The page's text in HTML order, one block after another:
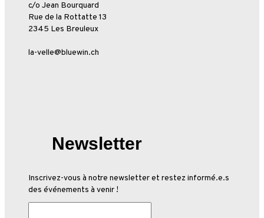
c/o Jean Bourquard
Rue de la Rottatte 13
2345 Les Breuleux
la-velle@bluewin.ch
Newsletter
Inscrivez-vous à notre newsletter et restez informé.e.s
des événements à venir !